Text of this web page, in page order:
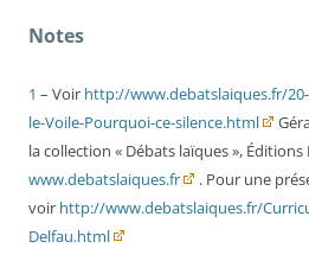
Notes
1 – Voir http://www.debatslaiques.fr/
le-Voile-Pourquoi-ce-silence.html
la collection « Débats laïques »,
www.debatslaiques.fr
. Pour une
voir http://www.debatslaiques.fr/
Delfau.html